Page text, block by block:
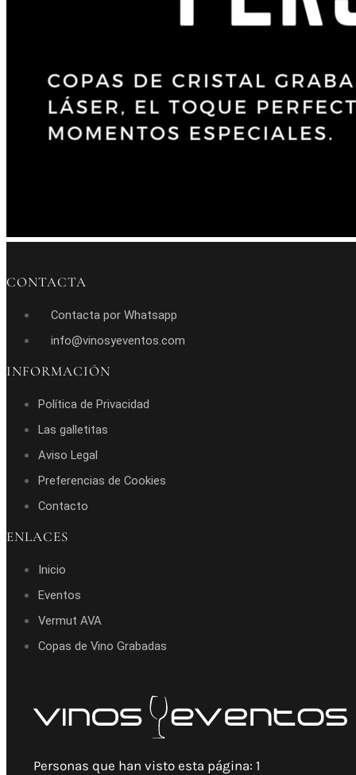
CONTACTA
Contacta por Whatsapp
info@vinosyeventos.com
INFORMACIÓN
Política de Privacidad
Las galletitas
Aviso Legal
Preferencias de Cookies
Contacto
ENLACES
Inicio
Eventos
Vermut AVA
Copas de Vino Grabadas
Personas que han visto esta página: 1